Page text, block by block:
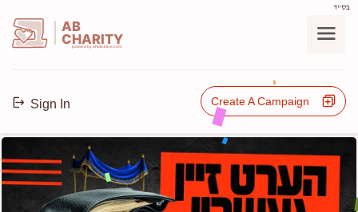
בס"ד
AB
CHARITY
powerd by ahblicklive.com
Sign In Create A Campaign